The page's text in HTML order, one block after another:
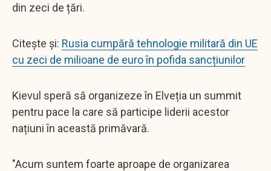
din zeci de țări.
Citește și: Rusia cumpără tehnologie militară din UE
cu zeci de milioane de euro în pofida sancțiunilor
Kievul speră să organizeze în Elveția un summit
pentru pace la care să participe liderii acestor
națiuni în această primăvară.
"Acum suntem foarte aproape de organizarea